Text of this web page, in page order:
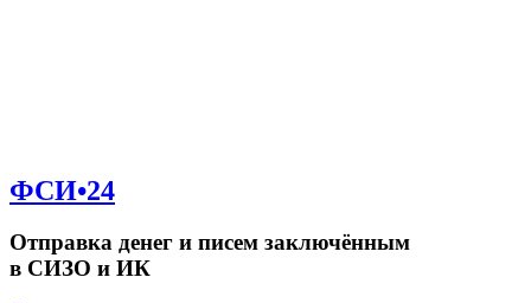
ФСИ•24
Отправка денег и писем заключённым
в СИЗО и ИК